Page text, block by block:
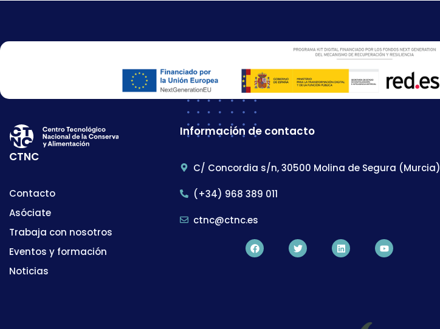
CTNC
Contacto
Asóciate
Trabaja con nosotros
Eventos y formación
Noticias
Información de contacto
C/ Concordia s/n, 30500 Molina de Segura (Murcia)
(+34) 968 389 011
ctnc@ctnc.es